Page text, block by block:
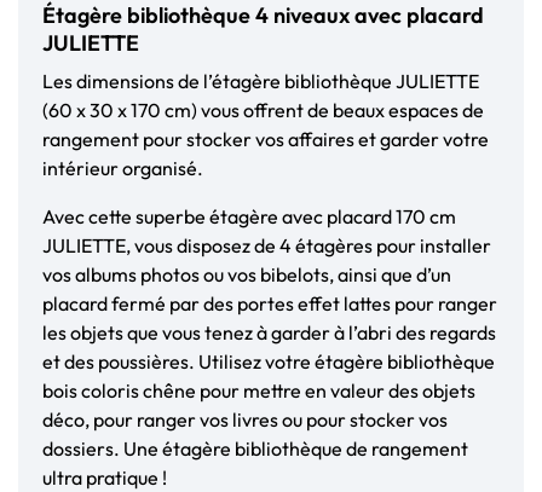
Étagère bibliothèque 4 niveaux avec placard
JULIETTE
Les dimensions de l’étagère bibliothèque JULIETTE
(60 x 30 x 170 cm) vous offrent de beaux espaces de
rangement pour stocker vos affaires et garder votre
intérieur organisé.
Avec cette superbe étagère avec placard 170 cm
JULIETTE, vous disposez de 4 étagères pour installer
vos albums photos ou vos bibelots, ainsi que d’un
placard fermé par des portes effet lattes pour ranger
les objets que vous tenez à garder à l’abri des regards
et des poussières. Utilisez votre étagère bibliothèque
bois coloris chêne pour mettre en valeur des objets
déco, pour ranger vos livres ou pour stocker vos
dossiers. Une étagère bibliothèque de rangement
ultra pratique !